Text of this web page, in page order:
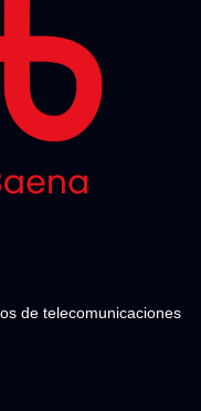
de telecomunicaciones